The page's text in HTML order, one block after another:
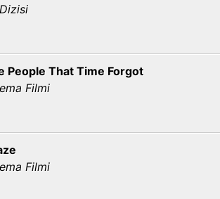
People That Time Forgot
Filmi
Filmi